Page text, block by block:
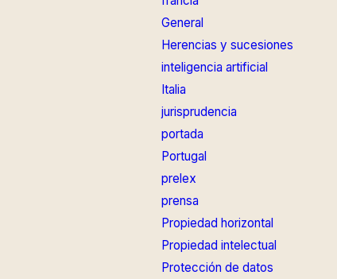
General
Herencias y sucesiones
inteligencia artificial
Italia
jurisprudencia
portada
Portugal
prelex
prensa
Propiedad horizontal
Propiedad intelectual
Protección de datos